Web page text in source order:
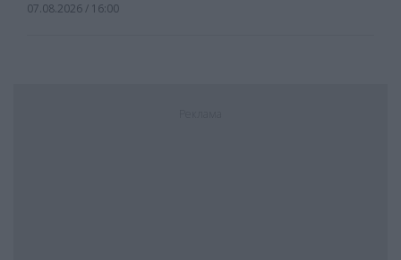
07.08.2026 / 16:00